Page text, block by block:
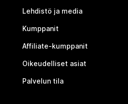
Lehdistö ja media
Kumppanit
Affiliate-kumppanit
Oikeudelliset asiat
Palvelun tila